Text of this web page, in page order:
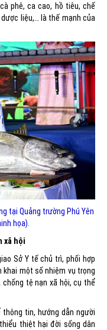
phê, ca cao, hồ tiêu, chế
liệu,… là thế mạnh của
tại Quảng trường Phú Yên
họa).
xã hội
Sở Y tế chủ trì, phối hợp
khai một số nhiệm vụ trọng
tệ nạn xã hội, cụ thể
tin, hướng dẫn người
thiệt hại đời sống dân